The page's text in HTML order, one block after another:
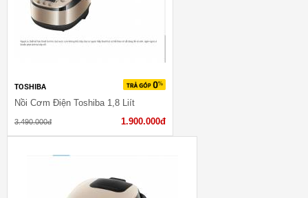
TOSHIBA
Nồi Cơm Điện Toshiba 1,8 Liít
3.490.000đ 1.900.000đ